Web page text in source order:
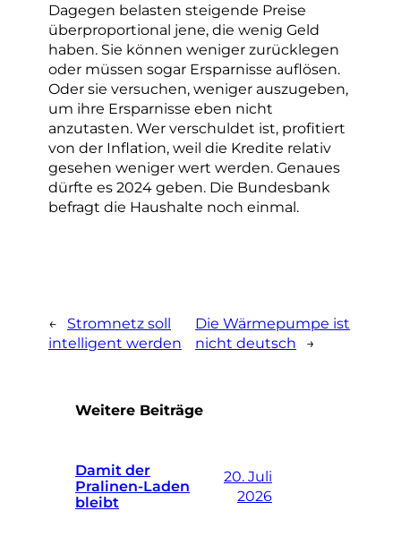
Dagegen belasten steigende Preise
überproportional jene, die wenig Geld
haben. Sie können weniger zurücklegen
oder müssen sogar Ersparnisse auflösen.
Oder sie versuchen, weniger auszugeben,
um ihre Ersparnisse eben nicht
anzutasten. Wer verschuldet ist, profitiert
von der Inflation, weil die Kredite relativ
gesehen weniger wert werden. Genaues
dürfte es 2024 geben. Die Bundesbank
befragt die Haushalte noch einmal.
←
Stromnetz soll
intelligent werden
Die Wärmepumpe ist
nicht deutsch
→
Weitere Beiträge
Damit der
Pralinen-Laden
bleibt
20. Juli
2026